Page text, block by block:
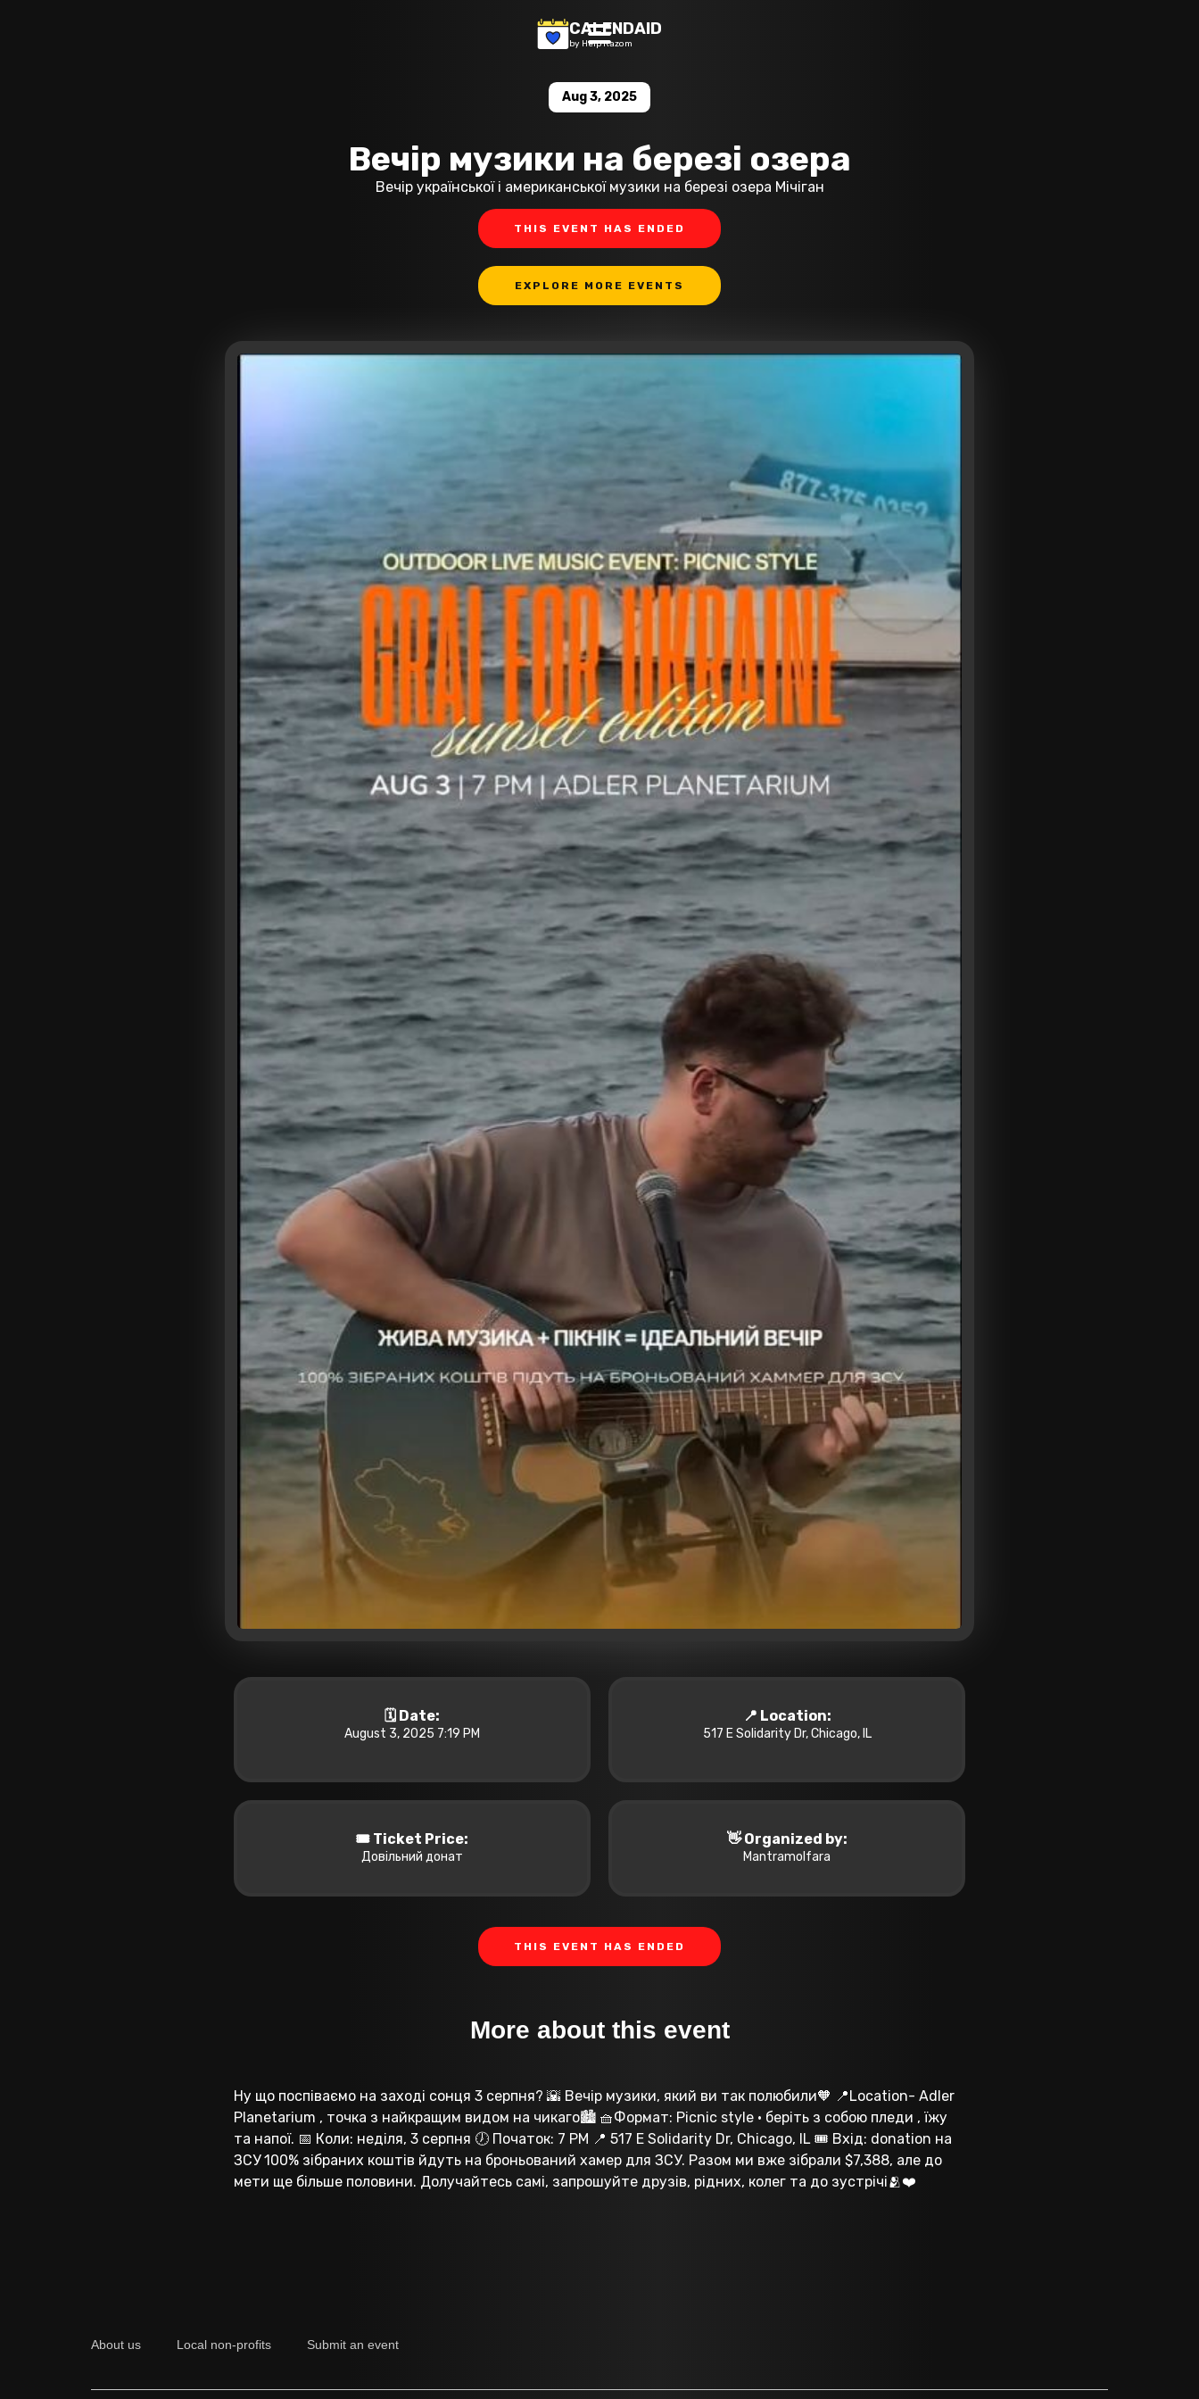
CALENDAID
by Help Razom
Aug 3, 2025
Вечір музики на березі озера
Вечір української і американської музики на березі озера Мічіган
THIS EVENT HAS ENDED
EXPLORE MORE EVENTS
🗓️ Date:
August 3, 2025 7:19 PM
📍 Location:
517 E Solidarity Dr, Chicago, IL
🎟️ Ticket Price:
Довільний донат
👋 Organized by:
Mantramolfara
THIS EVENT HAS ENDED
More about this event
Ну що поспіваємо на заході сонця 3 серпня? 🌇 Вечір музики, який ви так полюбили🧡 📍Location- Adler
Planetarium , точка з найкращим видом на чикаго🏙️ 🧺Формат: Picnic style • беріть з собою пледи , їжу
та напої. 📅 Коли: неділя, 3 серпня 🕖 Початок: 7 PM 📍 517 E Solidarity Dr, Chicago, IL 🎟 Вхід: donation на
ЗСУ 100% зібраних коштів йдуть на броньований хамер для ЗСУ. Разом ми вже зібрали $7,388, але до
мети ще більше половини. Долучайтесь самі, запрошуйте друзів, рідних, колег та до зустрічі🫂❤️
About us Local non-profits Submit an event